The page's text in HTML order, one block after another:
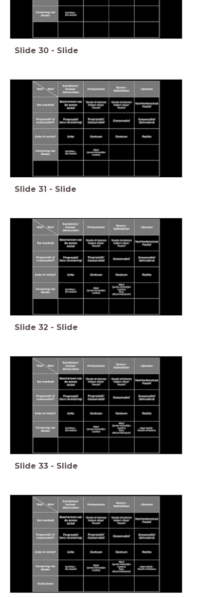
Slide 30 - Slide
Slide 31 - Slide
Slide 32 - Slide
Slide 33 - Slide